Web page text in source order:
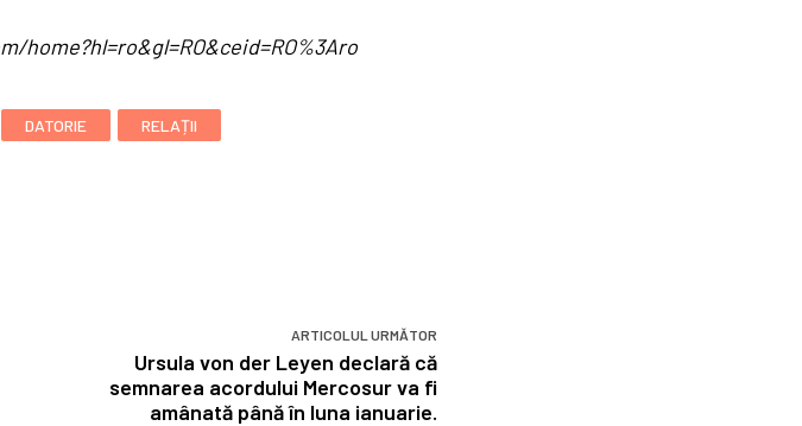
DATORIE RELAȚII
ARTICOLUL URMĂTOR
Ursula von der Leyen declară că
semnarea acordului Mercosur va fi
amânată până în luna ianuarie.